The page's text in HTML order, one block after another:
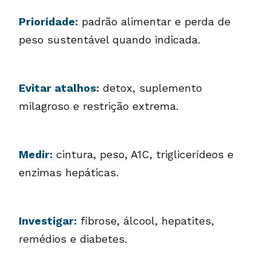
Prioridade: padrão alimentar e perda de
peso sustentável quando indicada.
Evitar atalhos: detox, suplemento
milagroso e restrição extrema.
Medir: cintura, peso, A1C, triglicerídeos e
enzimas hepáticas.
Investigar: fibrose, álcool, hepatites,
remédios e diabetes.